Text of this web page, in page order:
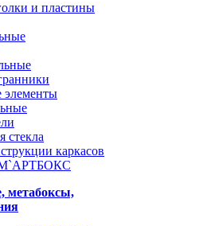
и пластины
элементы
стекла
каркасов
метабоксы,